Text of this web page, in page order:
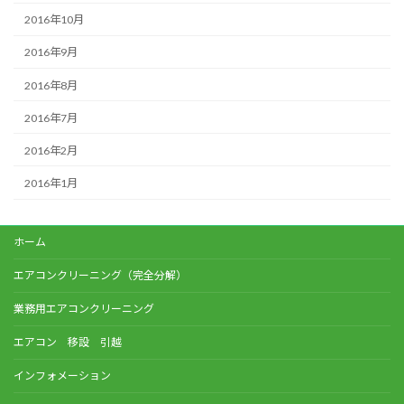
2016年10月
2016年9月
2016年8月
2016年7月
2016年2月
2016年1月
ホーム
エアコンクリーニング（完全分解）
業務用エアコンクリーニング
エアコン 移設 引越
インフォメーション